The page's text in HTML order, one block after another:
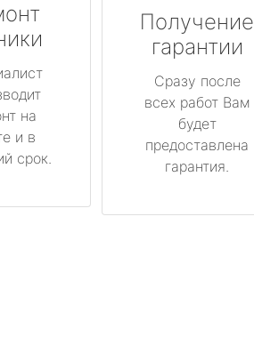
на
и в
срок.
Получение
гарантии
Сразу после
всех работ Вам
будет
предоставлена
гарантия.